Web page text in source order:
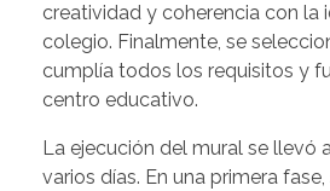
creatividad y coherencia con la
colegio. Finalmente, se
cumplía todos los requisitos y
centro educativo.
La ejecución del mural se llevó
varios días. En una primera